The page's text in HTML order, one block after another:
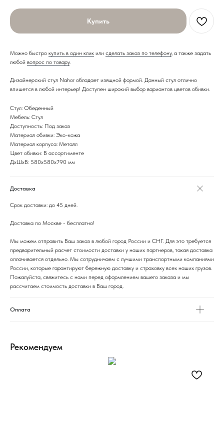
Купить
Можно быстро купить в один клик или сделать заказ по телефону, а также задать
любой вопрос по товару.
Дизайнерский стул Nahor обладает изящной формой. Данный стул отлично
впишется в любой интерьер! Доступен широкий выбор вариантов цветов обивки.
Стул: Обеденный
Мебель: Стул
Доступность: Под заказ
Материал обивки: Эко-кожа
Материал корпуса: Металл
Цвет обивки: В ассортименте
ДxШxВ: 580x580x790 мм
Доставка
Срок доставки: до 45 дней.
Доставка по Москве - бесплатно!
Мы можем отправить Ваш заказ в любой город России и СНГ. Для это требуется
предварительный расчет стоимости доставки у наших партнеров, такая доставка
оплачивается отдельно. Мы сотрудничаем с лучшими транспортными компаниями
России, которые гарантируют бережную доставку и страховку всех наших грузов.
Пожалуйста, свяжитесь с нами перед оформлением вашего заказа и мы
рассчитаем стоимость доставки в Ваш город.
Оплата
Рекомендуем